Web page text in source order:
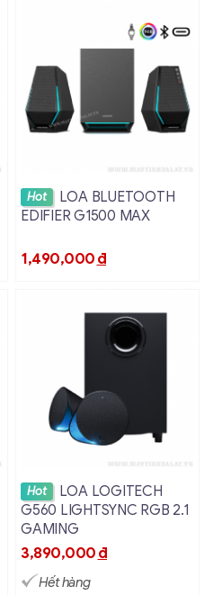
Xem chi tiết
Hot
LOA BLUETOOTH
EDIFIER G1500 MAX
1,490,000đ
Xem chi tiết
Hot
LOA LOGITECH
G560 LIGHTSYNC RGB 2.1
GAMING
3,890,000đ
Hết hàng